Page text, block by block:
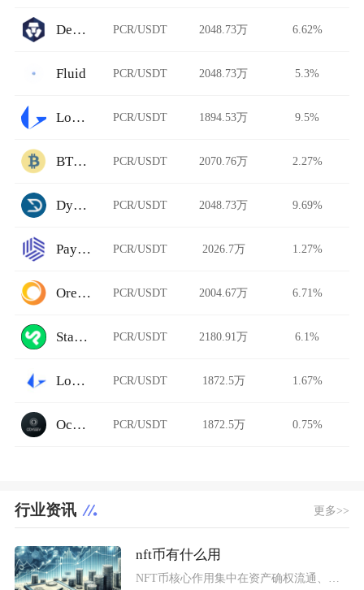
DeFi Swap PCR/USDT 2048.73万 6.62%
Fluid PCR/USDT 2048.73万 5.3%
Loopring PCR/USDT 1894.53万 9.5%
BTCTradeUA PCR/USDT 2070.76万 2.27%
Dystopia PCR/USDT 2048.73万 9.69%
Paymium PCR/USDT 2026.7万 1.27%
Ore.Bz PCR/USDT 2004.67万 6.71%
StarkDefi PCR/USDT 2180.91万 6.1%
Loopring AMM PCR/USDT 1872.5万 1.67%
Ocnex PCR/USDT 1872.5万 0.75%
行业资讯 更多>>
nft币有什么用
NFT币核心作用集中在资产确权流通、生态权益兑现、金融抵押套利、身份凭证认证四大方向，既是